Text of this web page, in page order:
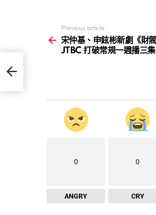
more
Previous article
宋仲基、申鉉彬新劇《財
JTBC 打破常規一週播三集
0
ANGRY
0
CRY